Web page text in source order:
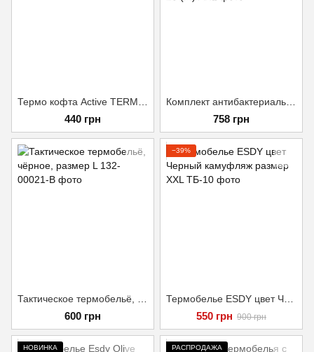
440 грн 758 грн
600 грн
−39%
550 грн 900 грн
НОВИНКА
РАСПРОДАЖА